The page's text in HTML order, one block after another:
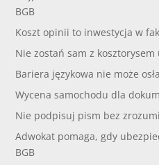
BGB
Koszt opinii to inwestycja w
Nie zostań sam z
Bariera językowa nie może
Wycena samochodu dla
Nie podpisuj pism bez
Adwokat pomaga, gdy
BGB